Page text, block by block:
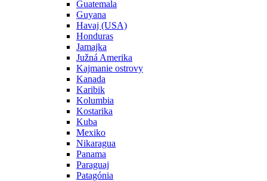
Guatemala
Guyana
Havaj (USA)
Honduras
Jamajka
Južná Amerika
Kajmanie ostrovy
Kanada
Karibik
Kolumbia
Kostarika
Kuba
Mexiko
Nikaragua
Panama
Paraguaj
Patagónia